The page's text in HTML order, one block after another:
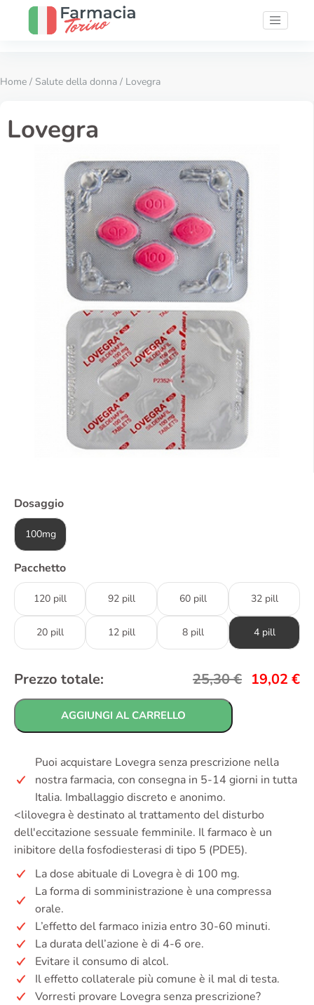
Home / Salute della donna / Lovegra
Lovegra
Dosaggio
100mg
Pacchetto
120 pill 92 pill 60 pill 32 pill
20 pill 12 pill 8 pill 4 pill
Prezzo totale: 25,30€ 19,02 €
AGGIUNGI AL CARRELLO
Puoi acquistare Lovegra senza prescrizione nella
nostra farmacia, con consegna in 5-14 giorni in tutta
Italia. Imballaggio discreto e anonimo.
<lilovegra è destinato al trattamento del disturbo
dell'eccitazione sessuale femminile. Il farmaco è un
inibitore della fosfodiesterasi di tipo 5 (PDE5).
La dose abituale di Lovegra è di 100 mg.
La forma di somministrazione è una compressa
orale.
L’effetto del farmaco inizia entro 30-60 minuti.
La durata dell’azione è di 4-6 ore.
Evitare il consumo di alcol.
Il effetto collaterale più comune è il mal di testa.
Vorresti provare Lovegra senza prescrizione?